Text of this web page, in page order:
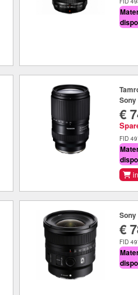
Sony
€
FID
Sony
€
FID